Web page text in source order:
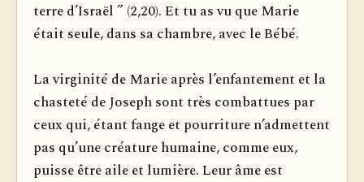
terre d’Israël ” (2,20). Et tu as vu que Marie
était seule, dans sa chambre, avec le Bébé.
La virginité de Marie après l’enfantement et la
chasteté de Joseph sont très combattues par
ceux qui, étant fange et pourriture n’admettent
pas qu’une créature humaine, comme eux,
puisse être aile et lumière. Leur âme est